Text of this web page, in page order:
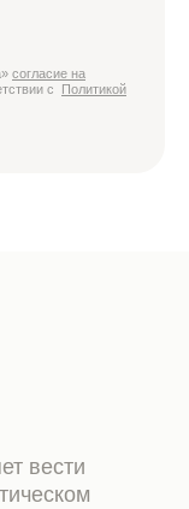
согласие на
с Политикой
вести